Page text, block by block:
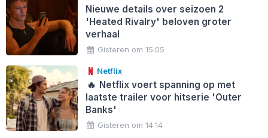
Nieuwe details over seizoen 2
'Heated Rivalry' beloven groter
verhaal
Gisteren om 15:05
Netflix
🔥 Netflix voert spanning op met
laatste trailer voor hitserie 'Outer
Banks'
Gisteren om 14:14